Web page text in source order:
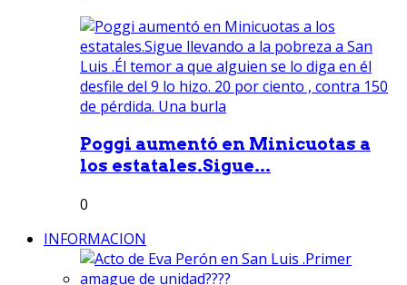
Poggi aumentó en Minicuotas a
los estatales.Sigue...
0
INFORMACION